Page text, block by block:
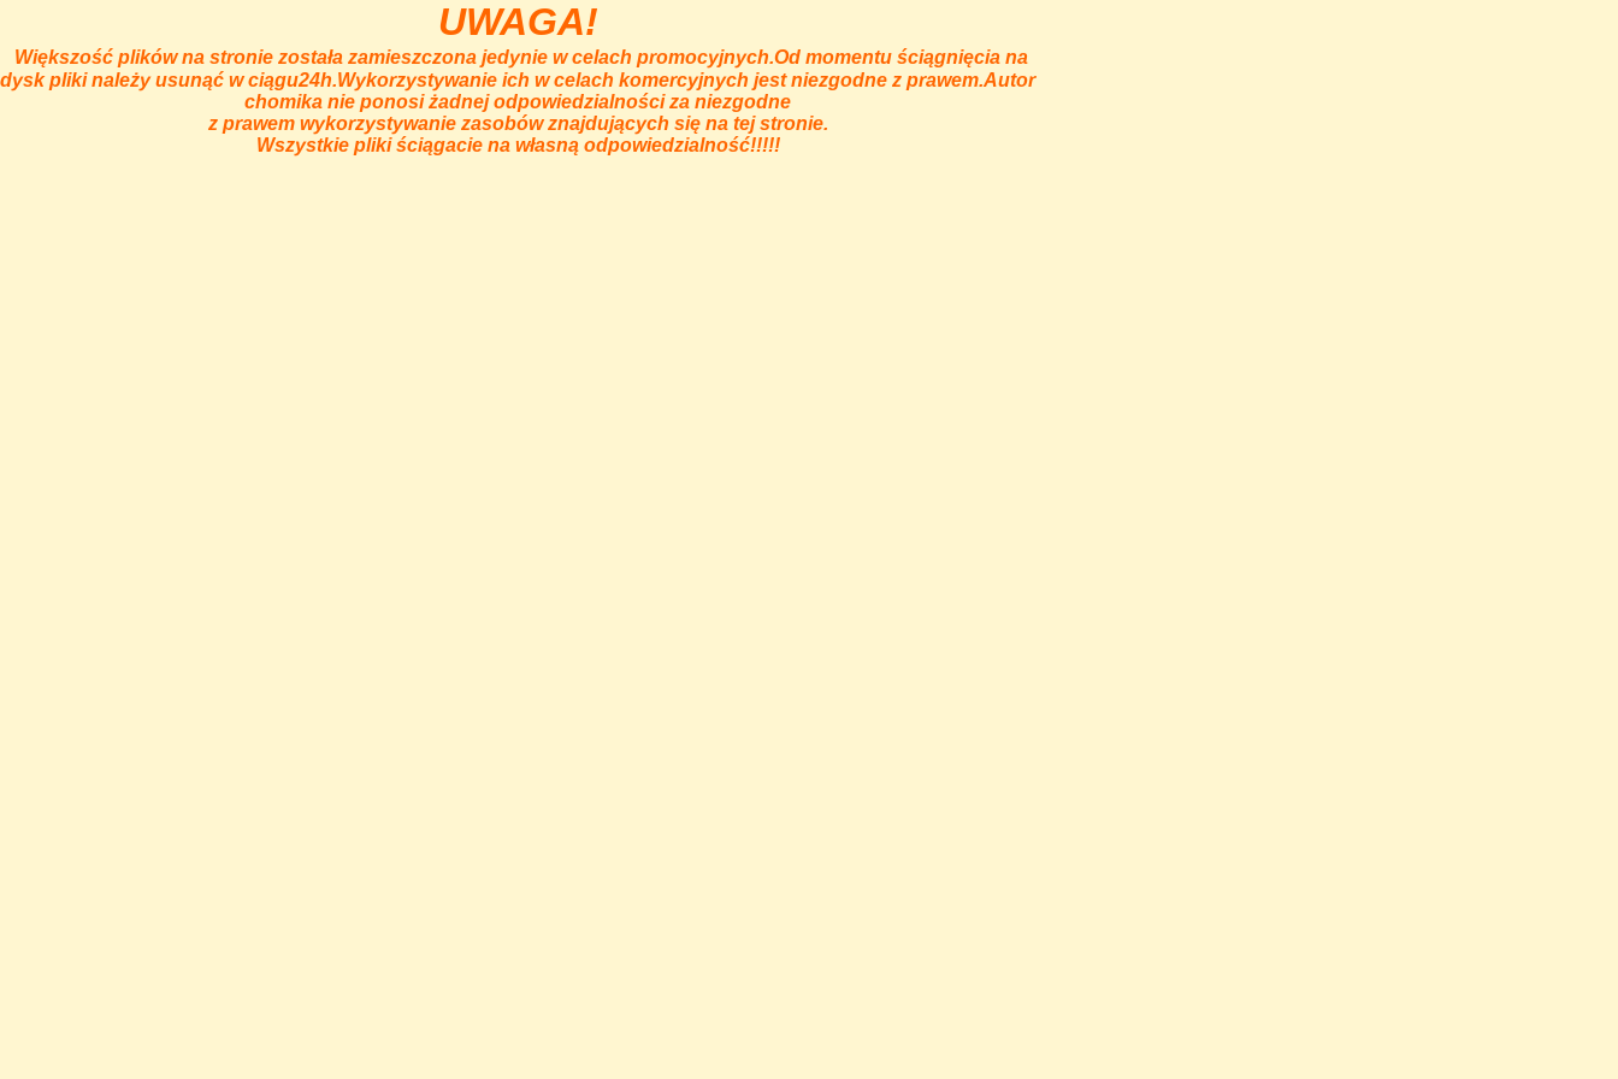
UWAGA!
Większość plików na stronie została zamieszczona jedynie w celach promocyjnych.Od momentu ściągnięcia na
dysk pliki należy usunąć w ciągu24h.Wykorzystywanie ich w celach komercyjnych jest niezgodne z prawem.Autor
chomika nie ponosi żadnej odpowiedzialności za niezgodne
z prawem wykorzystywanie zasobów znajdujących się na tej stronie.
Wszystkie pliki ściągacie na własną odpowiedzialność!!!!!